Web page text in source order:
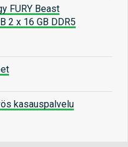
FURY Beast
2 x 16 GB DDR5
kasauspalvelu